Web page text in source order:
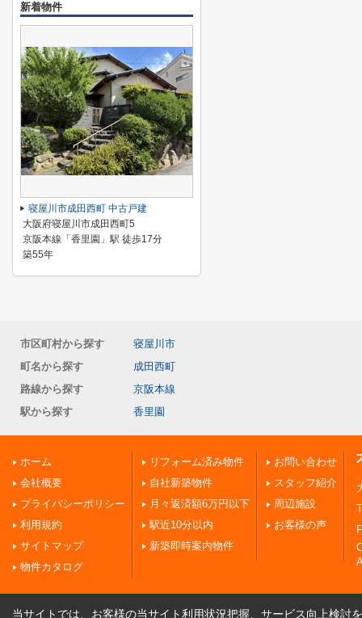
新着物件
寝屋川市成田西町 中古戸建
大阪府寝屋川市成田西町5
京阪本線「香里園」駅 徒歩17分
築55年
市区町村から探す
寝屋川市
町名から探す
成田西町
路線から探す
京阪本線
駅から探す
香里園
ホーム
会社概要
プライバシーポリシー
利用規約
サイトマップ
物件カタログ
リフォーム済み物件
自社新築物件
月々返済額6万円以下
駅近10分以内
新築即時案内物件
お問い合わせ
スタッフ紹介
周辺施設
お客様の声
当サイトでは、お客様の当サイト利用状況把握、サービス向上検討